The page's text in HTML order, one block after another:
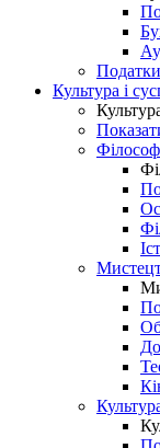
Податки
Культура і